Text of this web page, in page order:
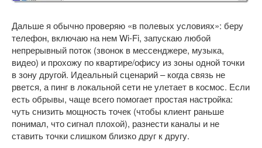
Дальше я обычно проверяю «в полевых условиях»: беру
телефон, включаю на нем Wi-Fi, запускаю любой
непрерывный поток (звонок в мессенджере, музыка,
видео) и прохожу по квартире/офису из зоны одной точки
в зону другой. Идеальный сценарий – когда связь не
рвется, а пинг в локальной сети не улетает в космос. Если
есть обрывы, чаще всего помогает простая настройка:
чуть снизить мощность точек (чтобы клиент раньше
понимал, что сигнал плохой), разнести каналы и не
ставить точки слишком близко друг к другу.